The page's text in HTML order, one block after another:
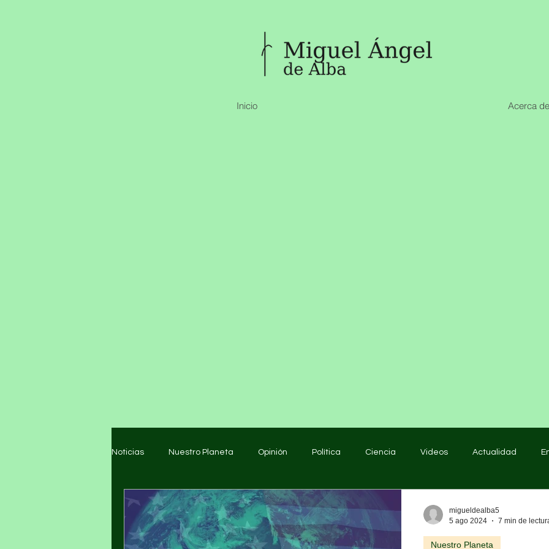
Inicio Acerca
Noticias Nuestro Planeta Opinión Política Ciencia Videos Actualidad
Arte y cultura Educación educación
Nuestro Planeta
migueldealba5
5 ago 2024
7 min de